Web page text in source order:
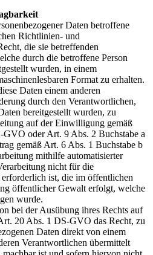
Daten betroffene
Richtlinien- und
die sie betreffenden
durch die betroffene Person
wurden, in einem
Format zu erhalten.
Daten einem anderen
durch den Verantwortlichen,
bereitgestellt wurden, zu
auf der Einwilligung gemäß
oder Art. 9 Abs. 2 Buchstabe a
gemäß Art. 6 Abs. 1 Buchstabe b
mithilfe automatisierter
nicht für die
ist, die im öffentlichen
öffentlicher Gewalt erfolgt, welche
wurde.
bei der Ausübung ihres Rechts auf
20 Abs. 1 DS-GVO das Recht, zu
Daten direkt von einem
Verantwortlichen übermittelt